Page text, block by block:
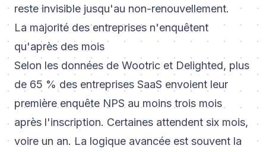
reste invisible jusqu'au non-renouvellement.
La majorité des entreprises n'enquêtent
qu'après des mois
Selon les données de Wootric et Delighted, plus
de 65 % des entreprises SaaS envoient leur
première enquête NPS au moins trois mois
après l'inscription. Certaines attendent six mois,
voire un an. La logique avancée est souvent la